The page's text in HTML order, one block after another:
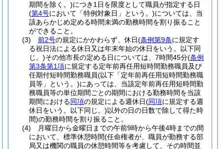
期間を除く。)につき1日を限度として職員が指定する日
(第4号において「特例対象日」という。)については、当
該あらかじめ定める時間未満の勤務時間を割り振ること
ができること。
(3)
前2号の規定にかかわらず、休日(条例第9条に規定す
る祝日法による休日又は年末年始の休日をいう。以下同
じ。)その他市長の定める日については、7時間45分(条例
第3条第1項に規定する定年前再任用短時間勤務職員及び
任期付短時間勤務職員(以下「定年前再任用短時間勤務職
員等」という。)にあっては、当該定年前再任用短時間勤
務職員等の単位期間ごとの期間における勤務時間を当該
期間における同項の規定による週休日(同項に規定する週
休日をいう。以下同じ。)以外の日の日数で除して得た時
間)の勤務時間を割り振ること。
(4)
月曜日から金曜日までの午前9時から午後4時までの間
において、標準休憩時間(任命権者が、職員が勤務する部
局又は機関の職員の休憩時間等を考慮して、その時間並